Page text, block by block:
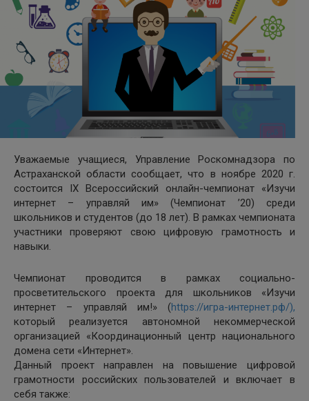
Уважаемые учащиеся, Управление Роскомнадзора по
Астраханской области сообщает, что в ноябре 2020 г.
состоится IX Всероссийский онлайн-чемпионат «Изучи
интернет – управляй им» (Чемпионат ’20) среди
школьников и студентов (до 18 лет). В рамках чемпионата
участники проверяют свою цифровую грамотность и
навыки.
Чемпионат проводится в рамках социально-
просветительского проекта для школьников «Изучи
интернет – управляй им!» (https://игра-интернет.рф/),
который реализуется автономной некоммерческой
организацией «Координационный центр национального
домена сети «Интернет».
Данный проект направлен на повышение цифровой
грамотности российских пользователей и включает в
себя также: